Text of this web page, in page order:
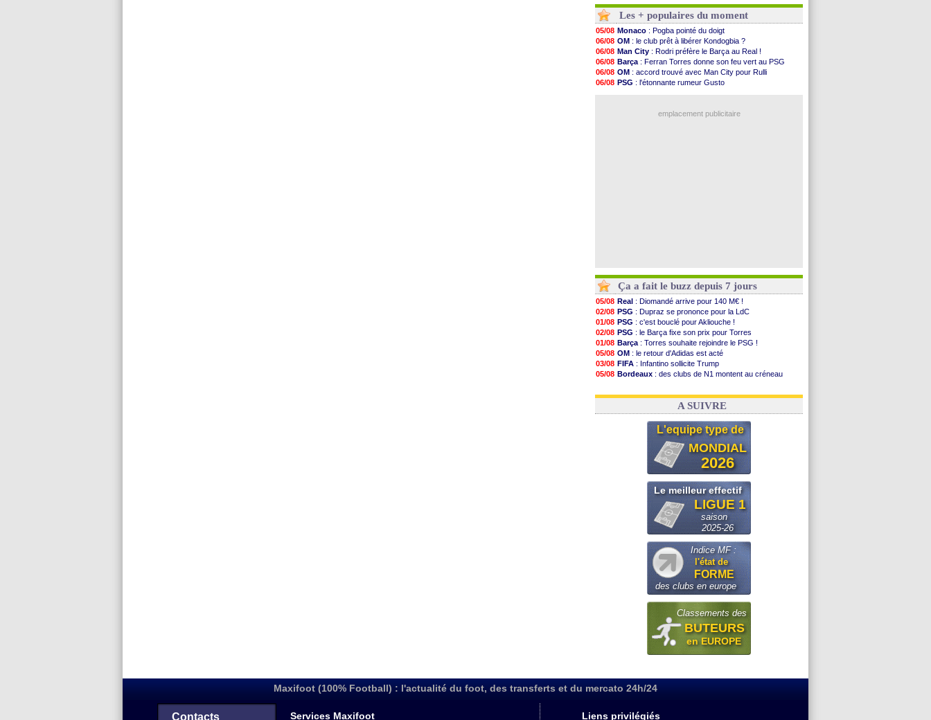
19h18 OM: McCourt a versé 120 M€ en 2026
19h09
PSG : 4 retours dans le groupe face à Man Utd ...
18h48 Nice: Kevin Carlos va partir en Italie
18h37
L1: prison avec sursis requis contre un arbitre
18h29
Leganés: c'est signé pour Luca Zidane (off.)
17h58
Atletico : Ruggeri en route pour Aston Villa
17h46
Monaco: Filipe Luis soutient Biereth
17h32
Lyon: Mangala prêté à Getafe (officiel)
17h16
PSG : Nsoki va signer en Croatie
: accord avec le Barça pour Rodri ?
Les + populaires du moment
05/08 Monaco : Pogba pointé du doigt
06/08 OM : le club prêt à libérer Kondogbia ?
06/08 Man City : Rodri préfère le Barça au Real !
06/08 Barça : Ferran Torres donne son feu vert au PSG
06/08 OM : accord trouvé avec Man City pour Rulli
06/08 PSG : l'étonnante rumeur Gusto
emplacement publicitaire
Ça a fait le buzz depuis 7 jours
05/08 Real : Diomandé arrive pour 140 M€ !
02/08 PSG : Dupraz se prononce pour la LdC
01/08 PSG : c'est bouclé pour Akliouche !
02/08 PSG : le Barça fixe son prix pour Torres
01/08 Barça : Torres souhaite rejoindre le PSG !
05/08 OM : le retour d'Adidas est acté
03/08 FIFA : Infantino sollicite Trump
05/08 Bordeaux : des clubs de N1 montent au créneau
03/08 Real: le démenti de Leipzig pour Diomandé
A SUIVRE
L'equipe type de
MONDIAL
2026
Le meilleur effectif
LIGUE 1
saison
2025-26
Indice MF :
l'état de
FORME
des clubs en europe
Classements des
BUTEURS
en EUROPE
Maxifoot (100% Football) : l'actualité du foot, des transferts et du mercato 24h/24
Contacts Services Maxifoot Liens privilégiés